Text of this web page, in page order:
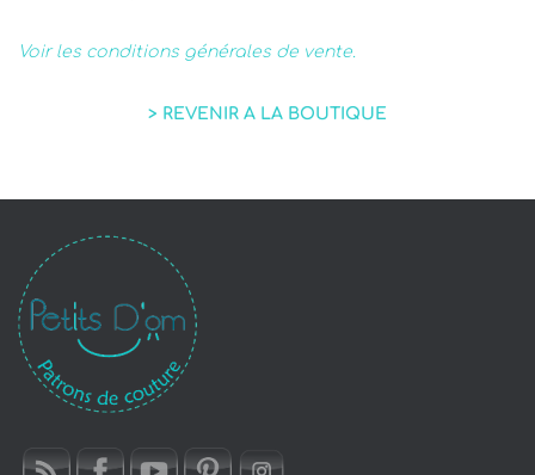
Voir les conditions générales de vente.
> REVENIR A LA BOUTIQUE